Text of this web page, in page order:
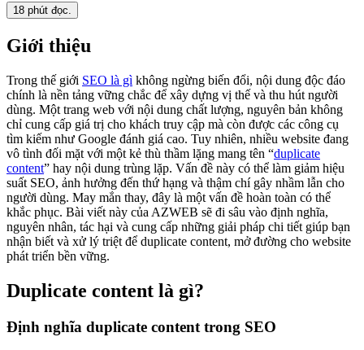
18 phút đọc.
Giới thiệu
Trong thế giới SEO là gì không ngừng biến đổi, nội dung độc đáo
chính là nền tảng vững chắc để xây dựng vị thế và thu hút người
dùng. Một trang web với nội dung chất lượng, nguyên bản không
chỉ cung cấp giá trị cho khách truy cập mà còn được các công cụ
tìm kiếm như Google đánh giá cao. Tuy nhiên, nhiều website đang
vô tình đối mặt với một kẻ thù thầm lặng mang tên “duplicate
content” hay nội dung trùng lặp. Vấn đề này có thể làm giảm hiệu
suất SEO, ảnh hưởng đến thứ hạng và thậm chí gây nhầm lẫn cho
người dùng. May mắn thay, đây là một vấn đề hoàn toàn có thể
khắc phục. Bài viết này của AZWEB sẽ đi sâu vào định nghĩa,
nguyên nhân, tác hại và cung cấp những giải pháp chi tiết giúp bạn
nhận biết và xử lý triệt để duplicate content, mở đường cho website
phát triển bền vững.
Duplicate content là gì?
Định nghĩa duplicate content trong SEO